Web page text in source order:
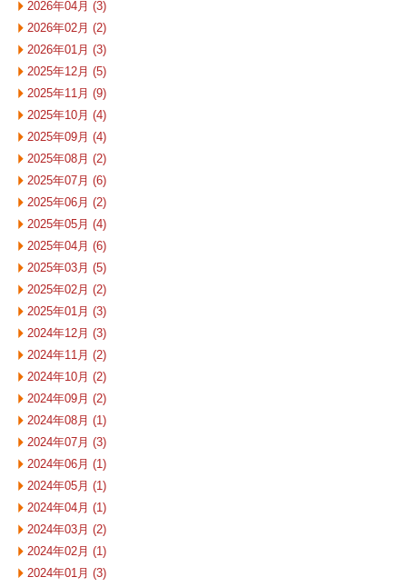
2026年04月 (3)
2026年02月 (2)
2026年01月 (3)
2025年12月 (5)
2025年11月 (9)
2025年10月 (4)
2025年09月 (4)
2025年08月 (2)
2025年07月 (6)
2025年06月 (2)
2025年05月 (4)
2025年04月 (6)
2025年03月 (5)
2025年02月 (2)
2025年01月 (3)
2024年12月 (3)
2024年11月 (2)
2024年10月 (2)
2024年09月 (2)
2024年08月 (1)
2024年07月 (3)
2024年06月 (1)
2024年05月 (1)
2024年04月 (1)
2024年03月 (2)
2024年02月 (1)
2024年01月 (3)